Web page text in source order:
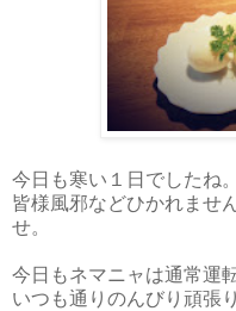
今日も寒い１日でしたね。
皆様風邪などひかれませ
せ。
今日もネマニャは通常運転
いつも通りのんびり頑張